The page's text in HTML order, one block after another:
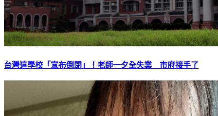
台灣這學校「宣布倒閉」！老師一夕全失業 市府接手了